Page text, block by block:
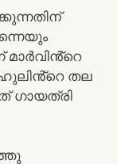
തല
ഗായത്രി